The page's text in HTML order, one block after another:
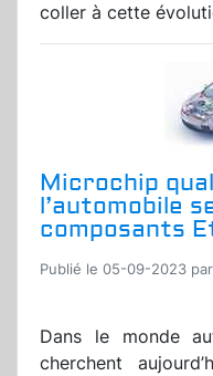
coller à cette
Microchip
l’automobile
composants
Publié le 05-09-2023
Dans le monde
cherchent